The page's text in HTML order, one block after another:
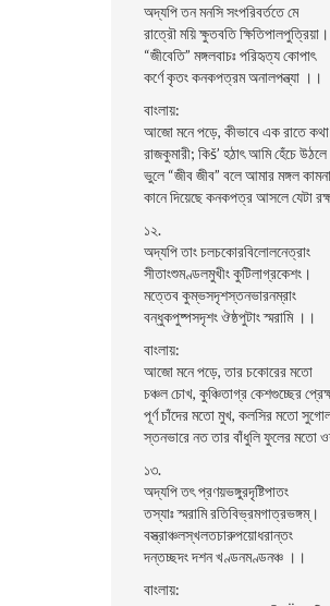
অদ্যপি তন মনসি সংপরিবর্ততে মে
রাত্রৌ ময়ি ক্ষুতবতি ক্ষিতিপালপুত্রিয়া।
“জীবেতি” মঙ্গলবাচঃ পরিহৃত্য কোপাৎ
কর্ণে কৃতং কনকপত্রম অনালপন্ত্যা ।।
বাংলায়:
আজো মনে পড়ে, কীভাবে এক রাতে কথা
রাজকুমারী; কিš’ হঠাৎ আমি হেঁচে
ভুলে “জীব জীব” বলে আমার মঙ্গল
কানে দিয়েছে কনকপত্র আসলে যেটা
১২.
অদ্যপি তাং চলচকোরবিলোলনেত্রাং
সীতাংশুমণ্ডলমুখীং কুটিলাগ্রকেশং।
মত্তেব কুম্ভসদৃশস্তনভারনম্রাং
বন্ধুকপুষ্পসদৃশং ঔষ্ঠপুটাং স্মরামি ।।
বাংলায়:
আজো মনে পড়ে, তার চকোরের মতো
চঞ্চল চোখ, কুঞ্চিতাগ্র কেশগুচ্ছের
পূর্ণ চাঁদের মতো মুখ, কলসির মতো
স্তনভারে নত তার বাঁধুলি ফুলের মতো
১৩.
অদ্যপি তৎ প্রণয়ভঙ্গুরদৃষ্টিপাতং
তস্যাঃ স্মরামি রতিবিভ্রমগাত্রভঙ্গম্।
বস্ত্রাঞ্চলস্খলতচারুপয়োধরান্তং
দন্তচ্ছদং দশন খণ্ডনমণ্ডনঞ্চ ।।
বাংলায়: